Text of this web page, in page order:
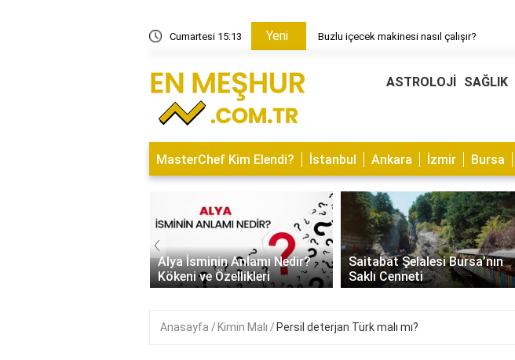
Cumartesi 15:13 Yeni Buzlu içecek makinesi nasıl çalışır?
ASTROLOJİ SAĞLIK
MasterChef Kim Elendi? İstanbul Ankara İzmir Bursa
Alya İsminin Anlamı Nedir?
Kökeni ve Özellikleri
Saitabat Şelalesi Bursa’nın
Saklı Cenneti
‹
Anasayfa Kimin Malı Persil deterjan Türk malı mı?